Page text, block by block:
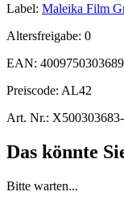
Label: Maleika Film
Altersfreigabe: 0
EAN: 4009750303689
Preiscode: AL42
Art. Nr.:
Das könnte
Bitte warten...